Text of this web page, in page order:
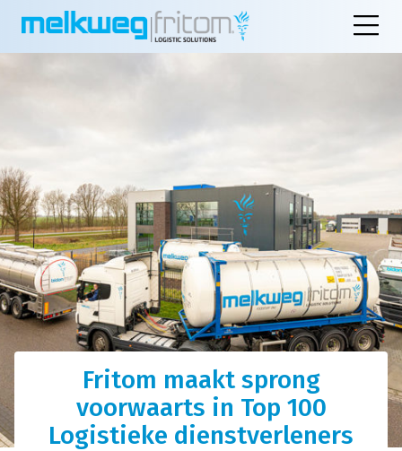
Fritom maakt sprong
voorwaarts in Top 100
Logistieke dienstverleners